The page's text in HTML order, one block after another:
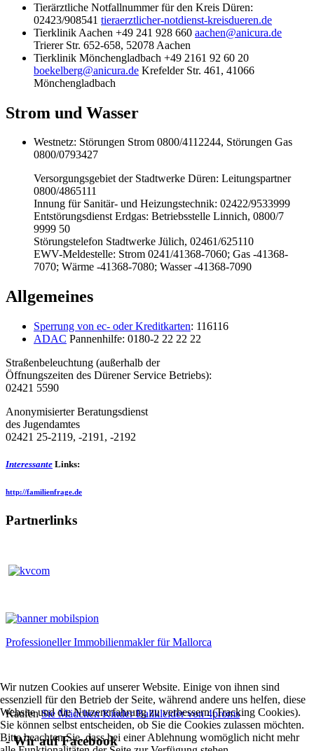
Tierärztliche Notfallnummer für den Kreis Düren:
02423/908541 tieraerztlicher-notdienst-kreisdueren.de
Tierklinik Aachen +49 241 928 660 aachen@anicura.de
Trierer Str. 652-658, 52078 Aachen
Tierklinik Mönchengladbach +49 2161 92 60 20
boekelberg@anicura.de Krefelder Str. 461, 41066
Mönchengladbach
Strom und Wasser
Westnetz: Störungen Strom 0800/4112244, Störungen Gas
0800/0793427
Versorgungsgebiet der Stadtwerke Düren: Leitungspartner
0800/4865111
Innung für Sanitär- und Heizungstechnik: 02422/9533999
Entstörungsdienst Erdgas: Betriebsstelle Linnich, 0800/7
9999 50
Störungstelefon Stadtwerke Jülich, 02461/625110
EWV-Meldestelle: Strom 0241/41368-7060; Gas -41368-
7070; Wärme -41368-7080; Wasser -41368-7090
Allgemeines
Sperrung von ec- oder Kreditkarten: 116116
ADAC Pannenhilfe: 0180-2 22 22 22
Straßenbeleuchtung (außerhalb der
Öffnungszeiten des Dürener Service Betriebs):
02421 5590
Anonymisierter Beratungsdienst
des Jugendamtes
02421 25-2119, -2191, -2192
Interessante Links:
http://familienfrage.de
Partnerlinks
Professioneller Immobilienmakler für Mallorca
KaufenSie Mädchen Kinder Ballkleider von 4proms
- Wir auf Facebook
Wir nutzen Cookies auf unserer Website. Einige von ihnen sind
essenziell für den Betrieb der Seite, während andere uns helfen, diese
Website und die Nutzererfahrung zu verbessern (Tracking Cookies).
Sie können selbst entscheiden, ob Sie die Cookies zulassen möchten.
Bitte beachten Sie, dass bei einer Ablehnung womöglich nicht mehr